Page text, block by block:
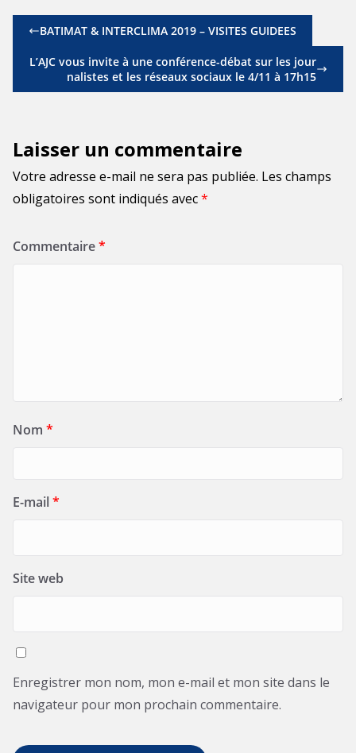
BATIMAT & INTERCLIMA 2019 – VISITES GUIDEES
L’AJC vous invite à une conférence-débat sur les jour
nalistes et les réseaux sociaux le 4/11 à 17h15
Laisser un commentaire
Votre adresse e-mail ne sera pas publiée. Les champs
obligatoires sont indiqués avec*
Commentaire*
Nom *
E-mail*
Site web
Enregistrer mon nom, mon e-mail et mon site dans le
navigateur pour mon prochain commentaire.